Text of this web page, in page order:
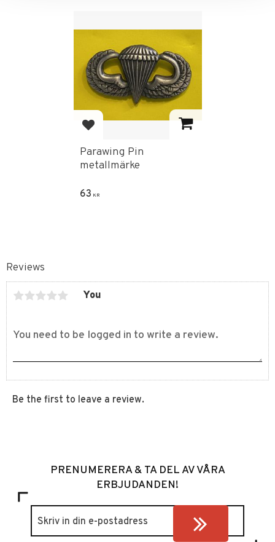
Reviews
You
Be the first to leave a review.
Add to favorites
Parawing Pin
metallmärke
63 KR
PRENUMERERA & TA DEL AV VÅRA
ERBJUDANDEN!